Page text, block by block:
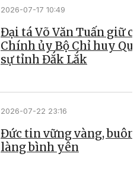
2026-07-17 10:49
Đại tá Võ Văn Tuấn giữ
Chính ủy Bộ Chỉ huy
sự tỉnh Đắk Lắk
2026-07-22 23:16
Đức tin vững vàng, buôn
làng bình yên